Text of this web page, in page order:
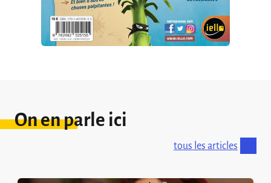
On en parle ici
tous les articles